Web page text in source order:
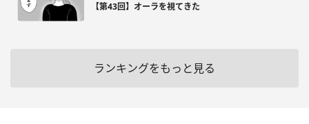
【第43回】オーラを視てきた
ランキングをもっと見る